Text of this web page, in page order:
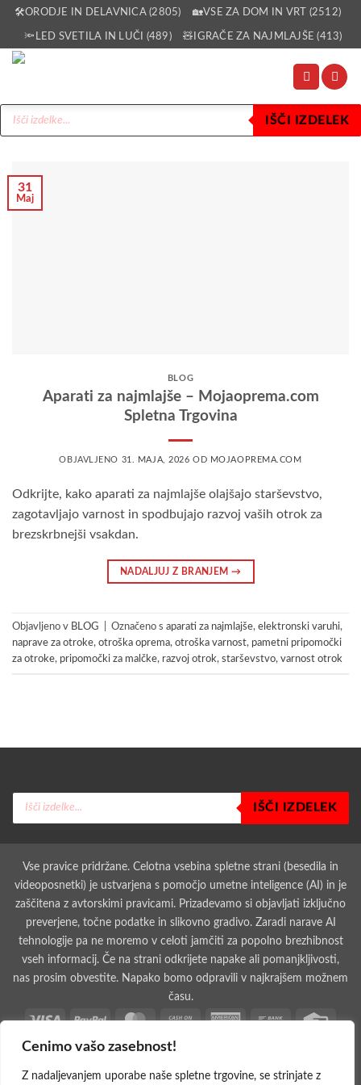
Cenimo vašo zasebnost!
Z nadaljevanjem uporabe naše spletne trgovine, se strinjate z
Skoči
vsebino
🛠️ORODJE IN DELAVNICA (2805) 🏡VSE ZA DOM IN VRT (2512)
🔦LED SVETILA IN LUČI (489) 🧸IGRAČE ZA NAJMLAJŠE (413)
Products
search
IŠČI IZDELEK
31
Maj
BLOG
Aparati za najmlajše – Mojaoprema.com
Spletna Trgovina
OBJAVLJENO 31. MAJA, 2026 OD MOJAOPREMA.COM
Odkrijte, kako aparati za najmlajše olajšajo starševstvo,
zagotavljajo varnost in spodbujajo razvoj vaših otrok za
brezskrbnejši vsakdan.
NADALJUJ Z BRANJEM →
Objavljeno v BLOG Označeno s aparati za najmlajše, elektronski varuhi,
naprave za otroke, otroška oprema, otroška varnost, pametni pripomočki
za otroke, pripomočki za malčke, razvoj otrok, starševstvo, varnost otrok
Products
search
IŠČI IZDELEK
Vse pravice pridržane. Celotna vsebina spletne strani (besedila in
videoposnetki) je ustvarjena s pomočjo umetne inteligence (AI) in je
zaščitena z avtorskimi pravicami. Prizadevamo si objavljati izključno
preverjene, točne podatke in slikovno gradivo. Zaradi narave AI
tehnologije pa ne moremo v celoti jamčiti za popolno brezhibnost
vseh informacij. Če na strani odkrijete napake ali pomanjkljivosti,
nas prosim obvestite. Napako bomo odpravili v najkrajšem možnem
času.
Visa
PayPal MasterCardCash
AmericanBank
Credit
Dinners
DiscoverMaestro
Apple Cash Credit Google PayPal Stripe